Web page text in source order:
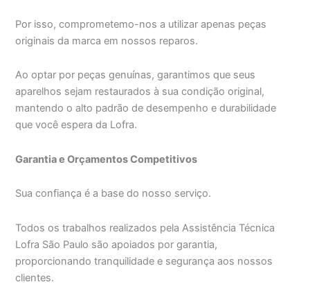
Por isso, comprometemo-nos a utilizar apenas peças
originais da marca em nossos reparos.
Ao optar por peças genuínas, garantimos que seus
aparelhos sejam restaurados à sua condição original,
mantendo o alto padrão de desempenho e durabilidade
que você espera da Lofra.
Garantia e Orçamentos Competitivos
Sua confiança é a base do nosso serviço.
Todos os trabalhos realizados pela Assistência Técnica
Lofra São Paulo são apoiados por garantia,
proporcionando tranquilidade e segurança aos nossos
clientes.